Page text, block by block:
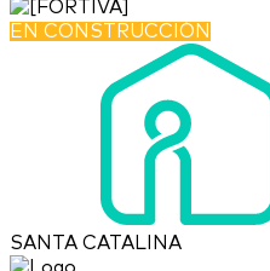
EN CONSTRUCCIÓN
SANTA CATALINA